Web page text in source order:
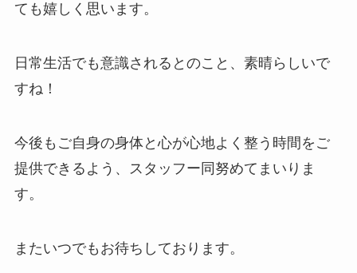
ても嬉しく思います。
日常生活でも意識されるとのこと、素晴らしいで
すね！
今後もご自身の身体と心が心地よく整う時間をご
提供できるよう、スタッフー同努めてまいりま
す。
またいつでもお待ちしております。